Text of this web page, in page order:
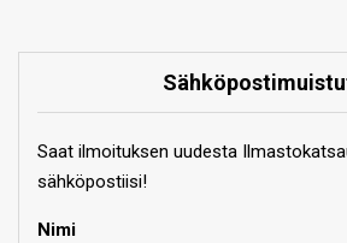
Saat ilmoituksen uudesta
sähköpostiisi!
Nimi